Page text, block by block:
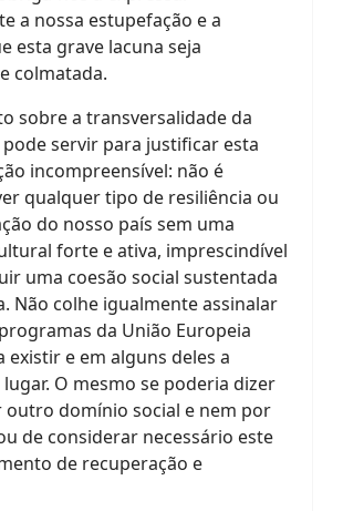
a nossa estupefação e a
esta grave lacuna seja
colmatada.
sobre a transversalidade da
servir para justificar esta
incompreensível: não é
qualquer tipo de resiliência ou
do nosso país sem uma
forte e ativa, imprescindível
uma coesão social sustentada
Não colhe igualmente assinalar
da União Europeia
existir e em alguns deles a
O mesmo se poderia dizer
outro domínio social e nem por
de considerar necessário este
de recuperação e